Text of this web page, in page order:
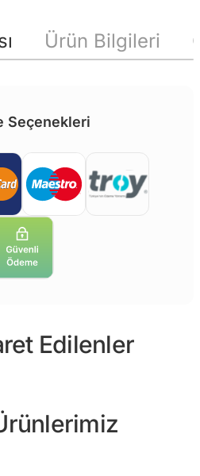
Ürün Bilgileri
Seçenekleri
Edilenler